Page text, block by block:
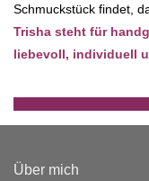
Schmuckstück findet,
Trisha steht für
liebevoll, individuell
Über mich